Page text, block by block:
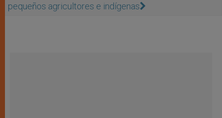
pequeños agricultores e indígenas